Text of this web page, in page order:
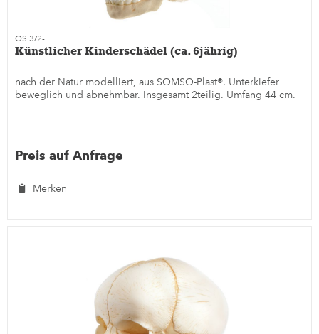
QS 3/2-E
Künstlicher Kinderschädel (ca. 6jährig)
nach der Natur modelliert, aus SOMSO-Plast®. Unterkiefer
beweglich und abnehmbar. Insgesamt 2teilig. Umfang 44 cm.
Preis auf Anfrage
Merken